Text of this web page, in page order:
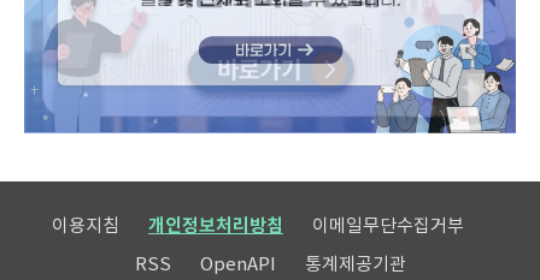
이용지침 개인정보처리방침
이메일무단수집거부
RSS
OpenAPI 통계제공기관